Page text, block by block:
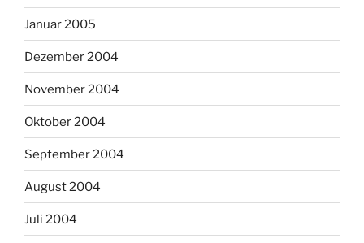
Januar 2005
Dezember 2004
November 2004
Oktober 2004
September 2004
August 2004
Juli 2004